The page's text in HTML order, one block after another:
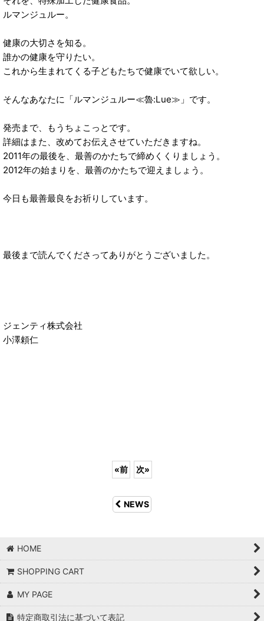
ルマンジュルー。
健康の大切さを知る。
誰かの健康を守りたい。
これから生まれてくる子どもたちで健康でいて欲しい。
そんなあなたに「ルマンジュルー≪魯:Lue≫」です。
発売まで、もうちょこっとです。
詳細はまた、改めてお伝えさせていただきますね。
2011年の最後を、最善のかたちで締めくくりましょう。
2012年の始まりを、最善のかたちで迎えましょう。
今日も最善最良をお祈りしています。
最後まで読んでくださってありがとうございました。
ジェンティ株式会社
小澤頼仁
«前 次»
NEWS
HOME
SHOPPING CART
MY PAGE
特定商取引法に基づいて表記